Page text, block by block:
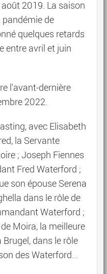
2019. La saison
pandémie de
quelques retards
entre avril et juin
l'avant-dernière
2022.
avec Elisabeth
la Servante
; Joseph Fiennes
Fred Waterford ;
son épouse Serena
dans le rôle de
Waterford ;
Moira, la meilleure
dans le rôle
des Waterford...